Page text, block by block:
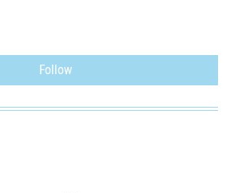
Follow